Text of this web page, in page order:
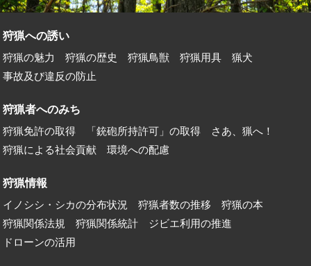
狩猟への誘い
狩猟の魅力 狩猟の歴史 狩猟鳥獣 狩猟用具
猟犬
事故及び違反の防止
狩猟者へのみち
狩猟免許の取得 「銃砲所持許可」の取得
さあ、猟へ！
狩猟による社会貢献
環境への配慮
狩猟情報
イノシシ・シカの分布状況 狩猟者数の推移
狩猟の本
狩猟関係法規
狩猟関係統計
ジビエ利用の推進
ドローンの活用